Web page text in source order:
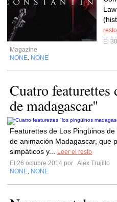
resto
El
Magazine
NONE NONE
Cuatro
de madagascar"
Featurettes de Los Pingüinos
de animación Madagascar, que
simpáticos y...
Leer el resto
El 26 octubre 2014 por Alex Trujillo
NONE NONE